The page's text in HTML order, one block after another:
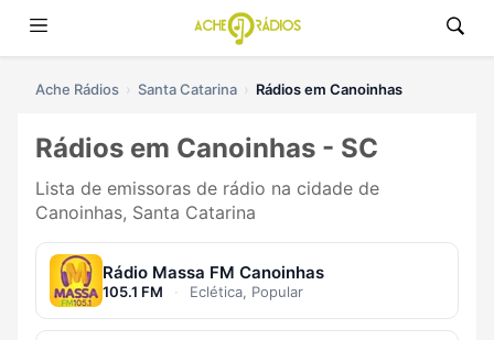
Ache Rádios Santa Catarina Rádios em Canoinhas
Rádios em Canoinhas - SC
Lista de emissoras de rádio na cidade de
Canoinhas, Santa Catarina
Rádio Massa FM Canoinhas
105.1 FM · Eclética, Popular